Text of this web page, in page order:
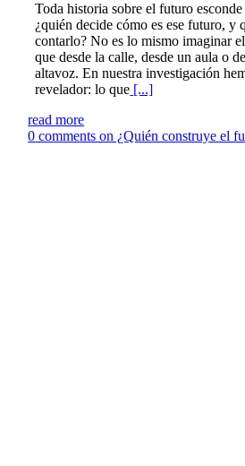
Toda historia sobre el futuro
¿quién decide cómo es ese futuro, y
contarlo? No es lo mismo imaginar
que desde la calle, desde un aula o
altavoz. En nuestra investigación
revelador: lo que [...]
read more
0 comments on ¿Quién construye el